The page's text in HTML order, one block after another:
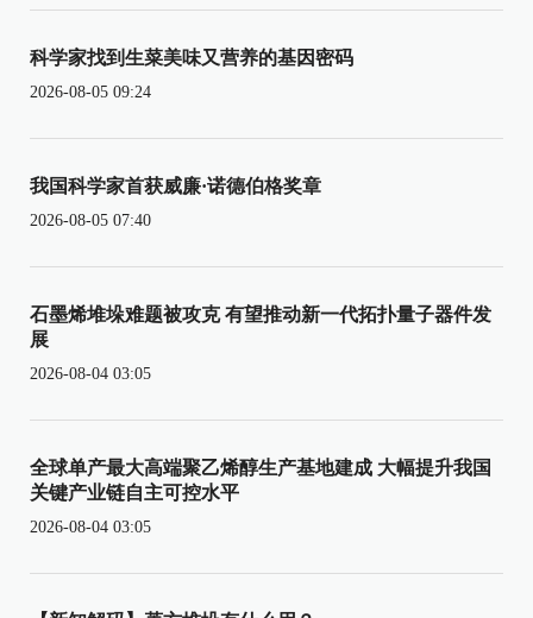
科学家找到生菜美味又营养的基因密码
2026-08-05 09:24
我国科学家首获威廉·诺德伯格奖章
2026-08-05 07:40
石墨烯堆垛难题被攻克 有望推动新一代拓扑量子器件发
展
2026-08-04 03:05
全球单产最大高端聚乙烯醇生产基地建成 大幅提升我国
关键产业链自主可控水平
2026-08-04 03:05